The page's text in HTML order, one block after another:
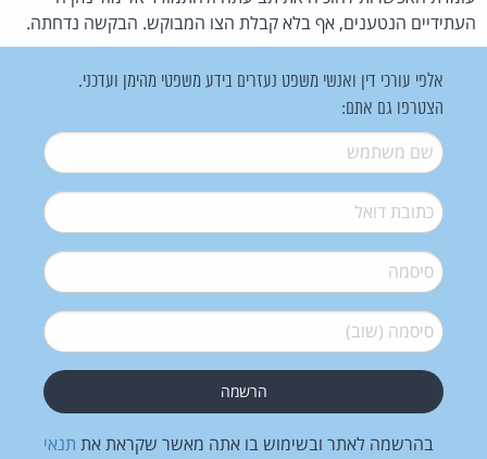
העתידיים הנטענים, אף בלא קבלת הצו המבוקש. הבקשה נדחתה.
אלפי עורכי דין ואנשי משפט נעזרים בידע משפטי מהימן ועדכני.
הצטרפו גם אתם:
שם משתמש*
דואל*
סיסמה*
סיסמה (שוב)*
בהרשמה לאתר ובשימוש בו אתה מאשר שקראת את תנאי